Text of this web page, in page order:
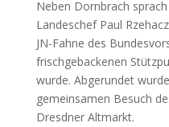
Neben Dornbrach
Landeschef Paul
JN-Fahne des
frischgebackenen
wurde. Abgerundet
gemeinsamen Besuch
Dresdner Altmarkt.